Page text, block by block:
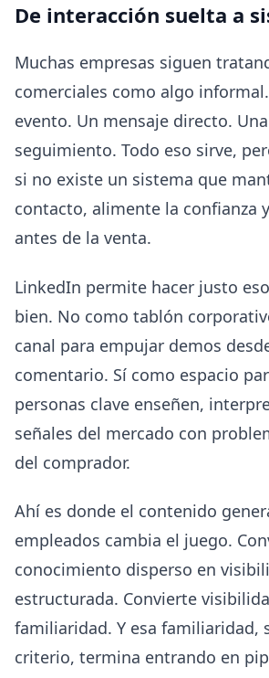
De interacción suelta a
Muchas empresas siguen
comerciales como algo
evento. Un mensaje directo.
seguimiento. Todo eso sirve,
si no existe un sistema que
contacto, alimente la confianza
antes de la venta.
LinkedIn permite hacer justo
bien. No como tablón
canal para empujar demos
comentario. Sí como espacio
personas clave enseñen,
señales del mercado con
del comprador.
Ahí es donde el contenido
empleados cambia el juego.
conocimiento disperso en
estructurada. Convierte
familiaridad. Y esa familiaridad,
criterio, termina entrando en